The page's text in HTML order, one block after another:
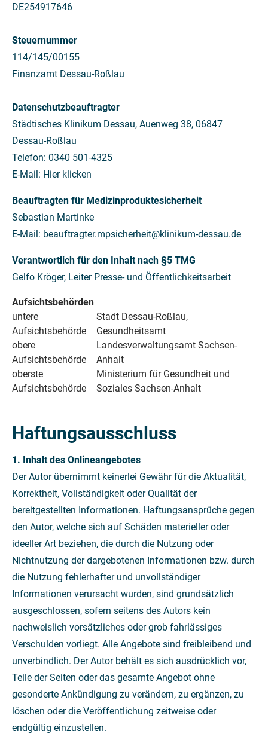
DE254917646
Steuernummer
114/145/00155
Finanzamt Dessau-Roßlau
Datenschutzbeauftragter
Städtisches Klinikum Dessau, Auenweg 38, 06847
Dessau-Roßlau
Telefon: 0340 501-4325
E-Mail: Hierklicken
Beauftragten für Medizinproduktesicherheit
Sebastian Martinke
E-Mail: beauftragter.mpsicherheit@klinikum-dessau.de
Verantwortlich für den Inhalt nach §5 TMG
Gelfo Kröger, Leiter Presse- und Öffentlichkeitsarbeit
Aufsichtsbehörden
untere
Aufsichtsbehörde
Stadt Dessau-Roßlau,
Gesundheitsamt
obere
Aufsichtsbehörde
Landesverwaltungsamt Sachsen-
Anhalt
oberste
Aufsichtsbehörde
Ministerium für Gesundheit und
Soziales Sachsen-Anhalt
Haftungsausschluss
1. Inhalt des Onlineangebotes
Der Autor übernimmt keinerlei Gewähr für die Aktualität,
Korrektheit, Vollständigkeit oder Qualität der
bereitgestellten Informationen. Haftungsansprüche gegen
den Autor, welche sich auf Schäden materieller oder
ideeller Art beziehen, die durch die Nutzung oder
Nichtnutzung der dargebotenen Informationen bzw. durch
die Nutzung fehlerhafter und unvollständiger
Informationen verursacht wurden, sind grundsätzlich
ausgeschlossen, sofern seitens des Autors kein
nachweislich vorsätzliches oder grob fahrlässiges
Verschulden vorliegt. Alle Angebote sind freibleibend und
unverbindlich. Der Autor behält es sich ausdrücklich vor,
Teile der Seiten oder das gesamte Angebot ohne
gesonderte Ankündigung zu verändern, zu ergänzen, zu
löschen oder die Veröffentlichung zeitweise oder
endgültig einzustellen.